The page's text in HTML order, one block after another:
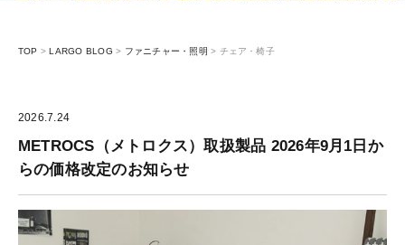
TOP > LARGO BLOG > ファニチャー・照明 > チェア・椅子
2026.7.24
METROCS（メトロクス）取扱製品 2026年9月1日か
らの価格改定のお知らせ